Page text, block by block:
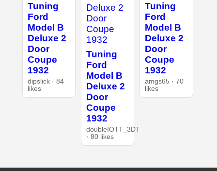
Tuning
Ford
Model B
Deluxe 2
Door
Coupe
1932
dipslick · 84
likes
Tuning
Ford
Model B
Deluxe 2
Door
Coupe
1932
doubleIOTT_3DT
· 80 likes
Tuning
Ford
Model B
Deluxe 2
Door
Coupe
1932
amgs65 · 70
likes